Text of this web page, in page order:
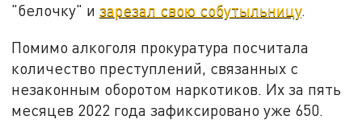
"белочку" изарезал свою собутыльницу.
Помимо алкоголя прокуратура посчитала
количество преступлений, связанных с
незаконным оборотом наркотиков. Их за пять
месяцев 2022 года зафиксировано уже 650.